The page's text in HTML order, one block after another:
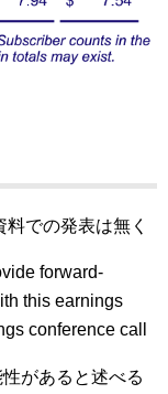
での発表は無く
forward-
this earnings
conference call
があると述べる